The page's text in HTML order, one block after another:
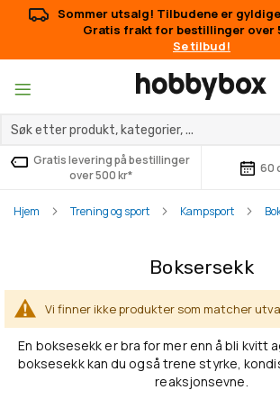
Sommer utsalg! Tilbudene er
Gratis frakt for bestillinger over
Se tilbud!
Gratis levering på bestillinger
over 500 kr*
60
Hjem Trening og sport Kampsport
Boksersekk
Vi finner ikke produkter som matcher
En boksesekk er bra for mer enn å bli kvitt
boksesekk kan du også trene styrke,
reaksjonsevne.